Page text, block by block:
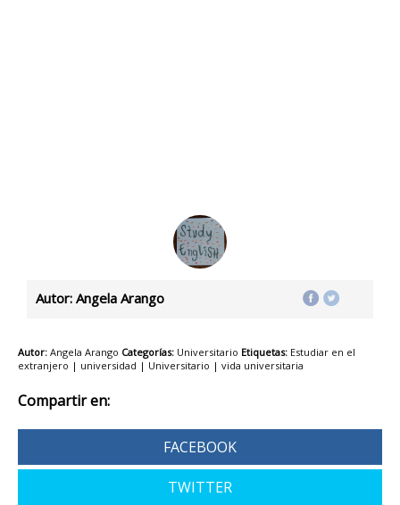
Autor: Angela Arango
Autor: Angela Arango Categorías: Universitario Etiquetas: Estudiar en el
extranjero | universidad | Universitario | vida universitaria
Compartir en:
FACEBOOK
TWITTER